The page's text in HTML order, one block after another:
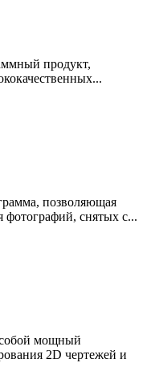
продукт,
позволяющая
фотографий, снятых с...
собой мощный
2D чертежей и